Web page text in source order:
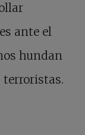
ante el
hundan